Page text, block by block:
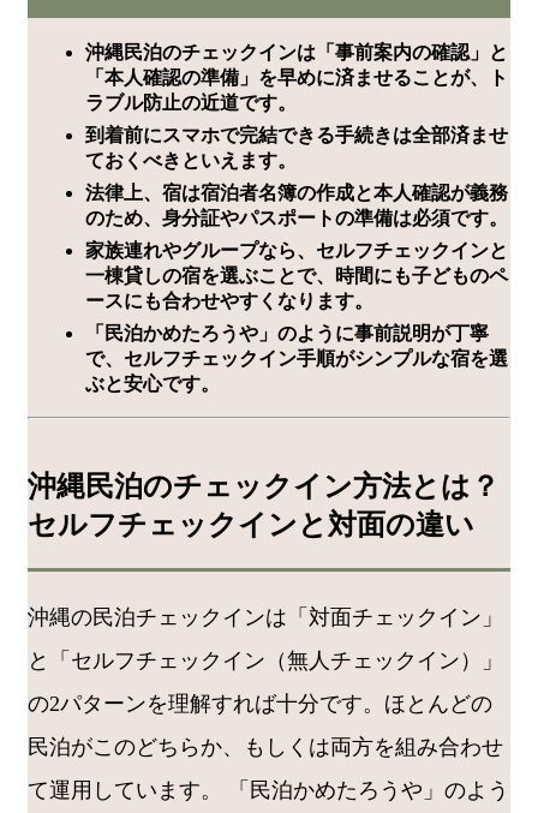
沖縄民泊のチェックインは「事前案内の確認」と
「本人確認の準備」を早めに済ませることが、ト
ラブル防止の近道です。
到着前にスマホで完結できる手続きは全部済ませ
ておくべきといえます。
法律上、宿は宿泊者名簿の作成と本人確認が義務
のため、身分証やパスポートの準備は必須です。
家族連れやグループなら、セルフチェックインと
一棟貸しの宿を選ぶことで、時間にも子どものペ
ースにも合わせやすくなります。
「民泊かめたろうや」のように事前説明が丁寧
で、セルフチェックイン手順がシンプルな宿を選
ぶと安心です。
沖縄民泊のチェックイン方法とは？
セルフチェックインと対面の違い
沖縄の民泊チェックインは「対面チェックイン」
と「セルフチェックイン（無人チェックイン）」
の2パターンを理解すれば十分です。ほとんどの
民泊がこのどちらか、もしくは両方を組み合わせ
て運用しています。 「民泊かめたろうや」のよう